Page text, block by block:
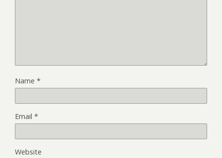
Name *
Email *
Website